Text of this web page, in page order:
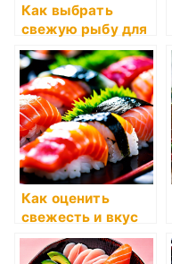
Как выбрать
свежую рыбу для
суши?
Как оценить
свежесть и вкус
импортной рыбы
для суши?